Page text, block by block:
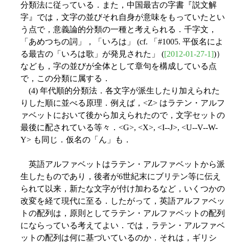
分類法に従っている．また，中国最古の字書『説文解
字』では，文字の並びそれ自身が意味をもっていたとい
う点で，意義論的分類の一種と考えられる．千字文，
「あめつちの詞」，「いろは」 (cf. 「#1005. 平仮名によ
る最古の「いろは歌」が発見された」 ([2012-01-27-1])）
なども，字の並びが全体として章句を構成している点
で，この分類に属する．
(4) 年代順的分類法．各文字が派生したり加えられた
りした順に並べる原理．例えば，<Z> はラテン・アルフ
ァベットにおいて後から加えられたので，文字セットの
最後に配されている等々．<G>, <X>, <I--J>, <U--V--W-
Y> も同じ．仮名の「ん」も．
英語アルファベットはラテン・アルファベットから派
生したものであり，後者が6世紀末にブリテン等に伝え
られて以来，新たな文字が付け加わるなど，いくつかの
改変を経て現代に至る．したがって，英語アルファベッ
トの配列は，原則としてラテン・アルファベットの配列
にならっている考えてよい．では，ラテン・アルファベ
ットの配列は何に基づいているのか．それは，ギリシ